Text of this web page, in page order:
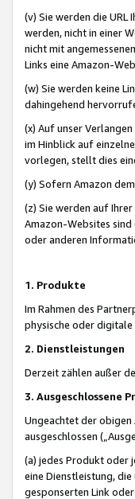
(v) Sie werden die
werden, nicht in einer
nicht mit
Links eine Amazon-
(w) Sie werden keine
dahingehend
(x) Auf unser
im Hinblick auf
vorlegen, stellt dies
(y) Sofern Amazon
(z) Sie werden auf
Amazon-Websites
oder anderen
1. Produkte
Im Rahmen des
physische oder
2. Dienstleistungen
Derzeit zählen außer
3. Ausgeschlossene
Ungeachtet der
ausgeschlossen
(a) jedes Produkt oder
eine Dienstleistung,
gesponserten Link